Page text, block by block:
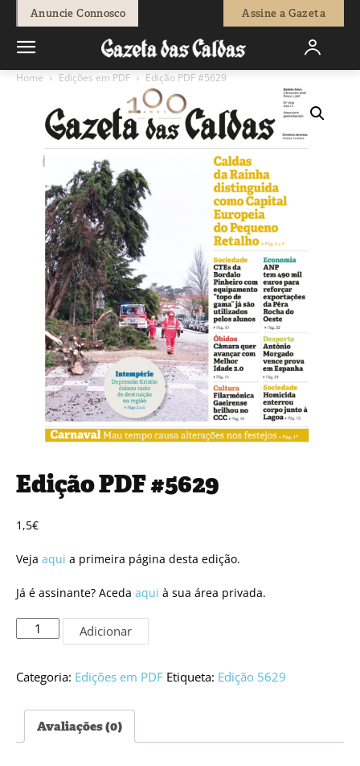
Anuncie Connosco Assine a Gazeta
Home Edições em PDF Edição PDF #5629
Edição PDF #5629
1,5€
Veja aqui a primeira página desta edição.
Já é assinante? Aceda aqui à sua área privada.
Quantidade
de
PDF
Adicionar
Categoria: Edições em PDF Etiqueta: Edição 5629
Avaliações (0)